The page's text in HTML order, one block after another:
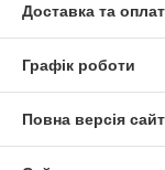
Доставка та
Графік роботи
Повна версія